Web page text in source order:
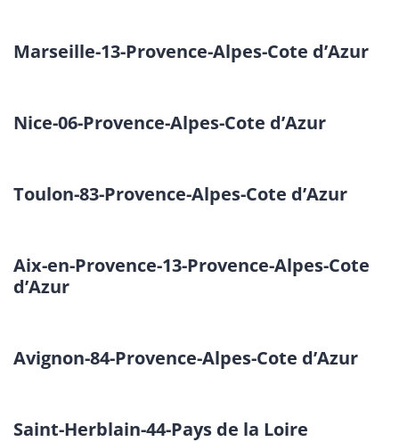
Marseille-13-Provence-Alpes-Cote d’Azur
Nice-06-Provence-Alpes-Cote d’Azur
Toulon-83-Provence-Alpes-Cote d’Azur
Aix-en-Provence-13-Provence-Alpes-Cote
d’Azur
Avignon-84-Provence-Alpes-Cote d’Azur
Saint-Herblain-44-Pays de la Loire